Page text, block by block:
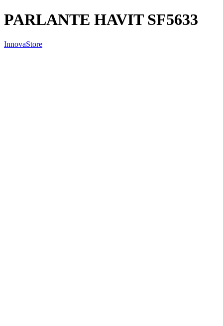
PARLANTE HAVIT SF5633
InnovaStore